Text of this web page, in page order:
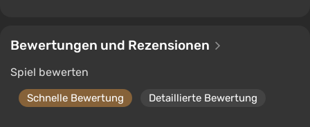
Bewertungen und Rezensionen
Spiel bewerten
Schnelle Bewertung Detaillierte Bewertung